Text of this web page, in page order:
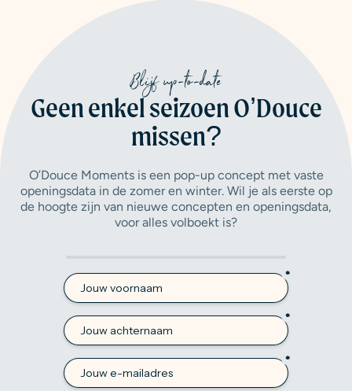
Blijf up-to-date
Geen enkel seizoen O’Douce
missen?
O’Douce Moments is een pop-up concept met vaste
openingsdata in de zomer en winter. Wil je als eerste op
de hoogte zijn van nieuwe concepten en openingsdata,
voor alles volboekt is?